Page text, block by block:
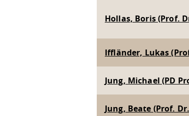
Hollas, Boris (Prof.
Iffländer, Lukas
Jung, Michael (PD
Jung, Beate (Prof.